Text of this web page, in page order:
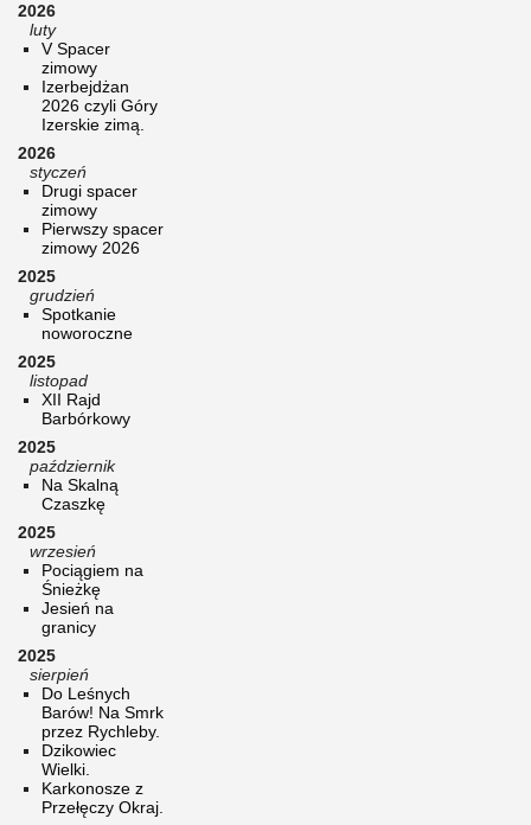
2026
luty
V Spacer
zimowy
Izerbejdżan
2026 czyli Góry
Izerskie zimą.
2026
styczeń
Drugi spacer
zimowy
Pierwszy spacer
zimowy 2026
2025
grudzień
Spotkanie
noworoczne
2025
listopad
XII Rajd
Barbórkowy
2025
październik
Na Skalną
Czaszkę
2025
wrzesień
Pociągiem na
Śnieżkę
Jesień na
granicy
2025
sierpień
Do Leśnych
Barów! Na Smrk
przez Rychleby.
Dzikowiec
Wielki.
Karkonosze z
Przełęczy Okraj.